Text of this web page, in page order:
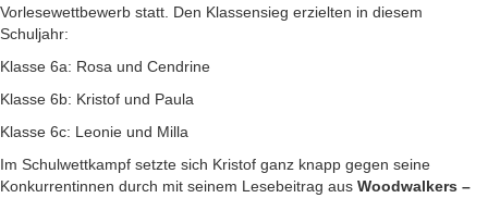
Vorlesewettbewerb statt. Den Klassensieg erzielten in diesem
Schuljahr:
Klasse 6a: Rosa und Cendrine
Klasse 6b: Kristof und Paula
Klasse 6c: Leonie und Milla
Im Schulwettkampf setzte sich Kristof ganz knapp gegen seine
Konkurrentinnen durch mit seinem Lesebeitrag aus Woodwalkers –